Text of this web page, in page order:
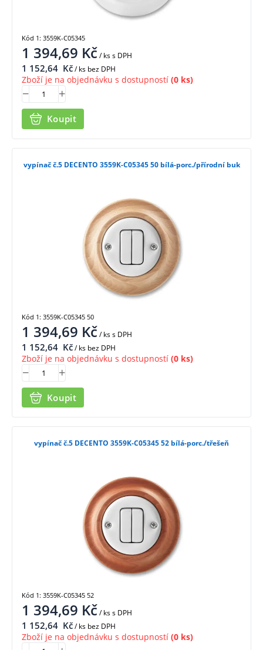
1 394,69 Kč/ kss DPH
1 152,64 Kč/ ks bez DPH
Zboží je na objednávku s dostupností (0 ks)
Koupit
Kód 1: 3559K-C05345
vypínač č.5 DECENTO 3559K-C05345 50 bílá-porc./přírodní buk
1 394,69 Kč/ kss DPH
1 152,64 Kč/ ks bez DPH
Zboží je na objednávku s dostupností (0 ks)
Koupit
Kód 1: 3559K-C05345 50
vypínač č.5 DECENTO 3559K-C05345 52 bílá-porc./třešeň
1 394,69 Kč/ kss DPH
1 152,64 Kč/ ks bez DPH
Zboží je na objednávku s dostupností (0 ks)
Kód 1: 3559K-C05345 52